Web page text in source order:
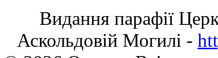
Видання парафії
Аскольдовій Могилі -